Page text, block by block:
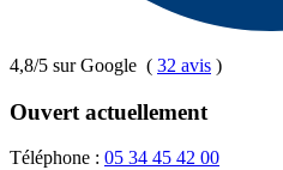
4,8/5 sur Google ( 32 avis )
Ouvert actuellement
Téléphone : 05 34 45 42 00